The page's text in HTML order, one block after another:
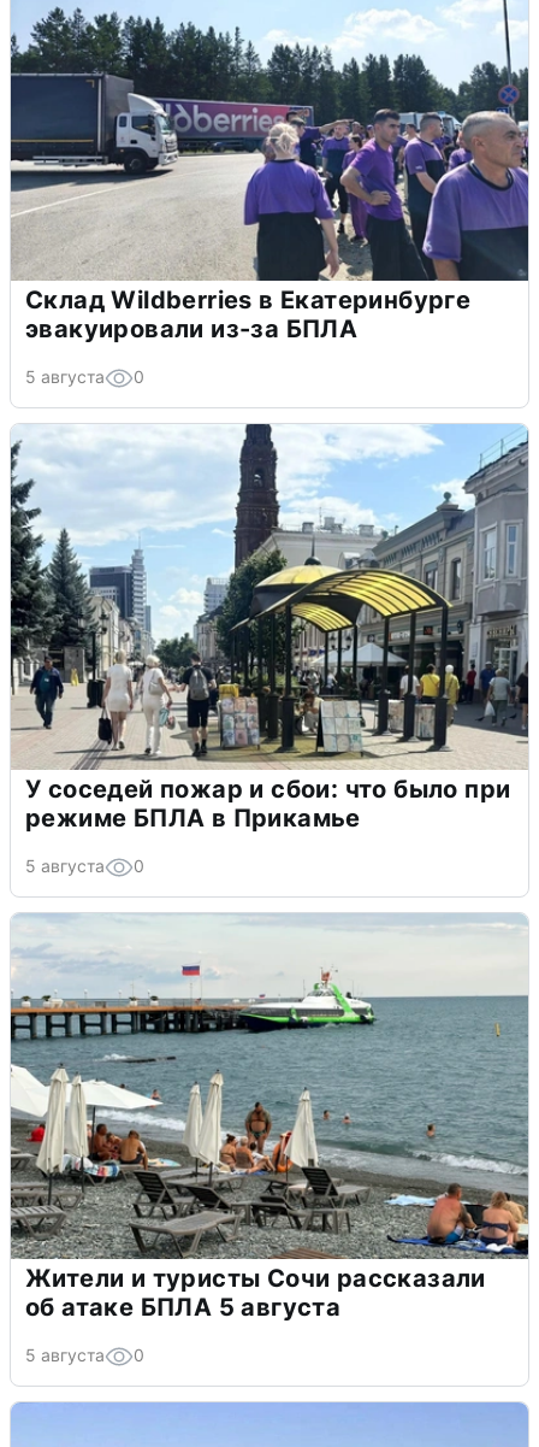
Склад Wildberries в Екатеринбурге
эвакуировали из-за БПЛА
5 августа 0
У соседей пожар и сбои: что было при
режиме БПЛА в Прикамье
5 августа 0
Жители и туристы Сочи рассказали
об атаке БПЛА 5 августа
5 августа 0